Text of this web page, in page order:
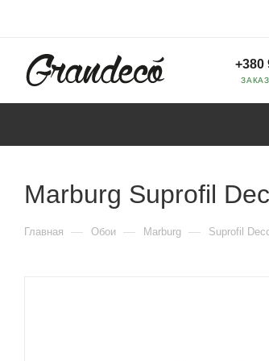
+380
Marburg Suprofil
Главная — Обои — Marburg — Suprofil